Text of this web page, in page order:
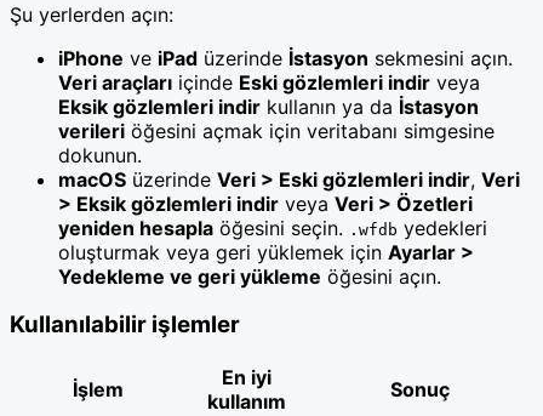
Şu yerlerden açın:
iPhone ve iPad üzerinde İstasyon sekmesini açın.
Veri araçları içinde Eski gözlemleri indir veya
Eksik gözlemleri indir kullanın ya da İstasyon
verileri öğesini açmak için veritabanı simgesine
dokunun.
macOS üzerinde Veri > Eski gözlemleri indir, Veri
> Eksik gözlemleri indir veya Veri > Özetleri
yeniden hesapla öğesini seçin. .wfdb yedekleri
oluşturmak veya geri yüklemek için Ayarlar >
Yedekleme ve geri yükleme öğesini açın.
Kullanılabilir işlemler
İşlem
En iyi
kullanım
Sonuç